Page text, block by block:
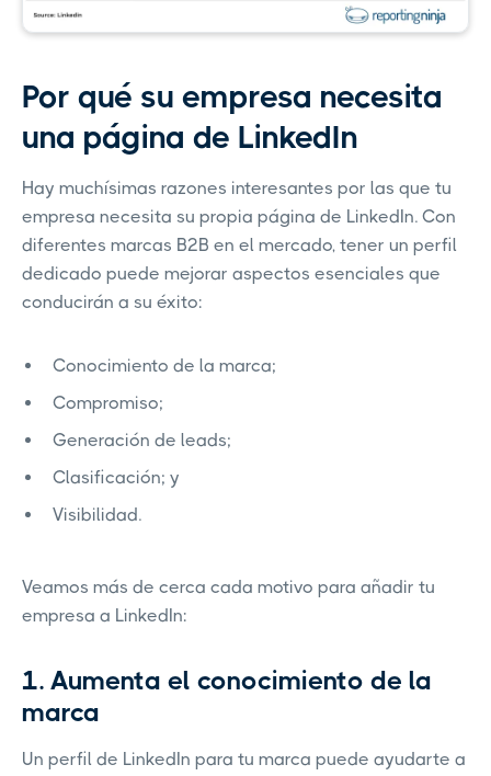
Por qué su empresa necesita
una página de LinkedIn
Hay muchísimas razones interesantes por las que tu
empresa necesita su propia página de LinkedIn. Con
diferentes marcas B2B en el mercado, tener un perfil
dedicado puede mejorar aspectos esenciales que
conducirán a su éxito:
Conocimiento de la marca;
Compromiso;
Generación de leads;
Clasificación; y
Visibilidad.
Veamos más de cerca cada motivo para añadir tu
empresa a LinkedIn:
1. Aumenta el conocimiento de la
marca
Un perfil de LinkedIn para tu marca puede ayudarte a